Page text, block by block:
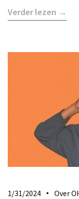
Verder lezen →
1/31/2024 Over